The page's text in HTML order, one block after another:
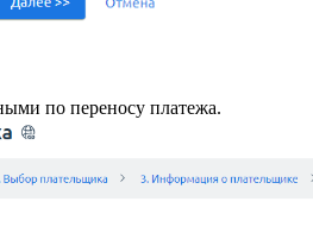
по переносу платежа.